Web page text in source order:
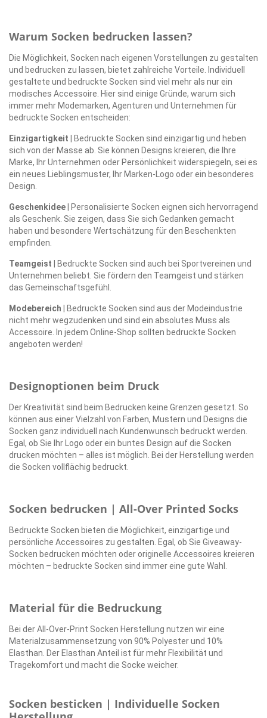
Warum Socken bedrucken lassen?
Die Möglichkeit, Socken nach eigenen Vorstellungen zu gestalten
und bedrucken zu lassen, bietet zahlreiche Vorteile. Individuell
gestaltete und bedruckte Socken sind viel mehr als nur ein
modisches Accessoire. Hier sind einige Gründe, warum sich
immer mehr Modemarken, Agenturen und Unternehmen für
bedruckte Socken entscheiden:
Einzigartigkeit | Bedruckte Socken sind einzigartig und heben
sich von der Masse ab. Sie können Designs kreieren, die Ihre
Marke, Ihr Unternehmen oder Persönlichkeit widerspiegeln, sei es
ein neues Lieblingsmuster, Ihr Marken-Logo oder ein besonderes
Design.
Geschenkidee | Personalisierte Socken eignen sich hervorragend
als Geschenk. Sie zeigen, dass Sie sich Gedanken gemacht
haben und besondere Wertschätzung für den Beschenkten
empfinden.
Teamgeist | Bedruckte Socken sind auch bei Sportvereinen und
Unternehmen beliebt. Sie fördern den Teamgeist und stärken
das Gemeinschaftsgefühl.
Modebereich | Bedruckte Socken sind aus der Modeindustrie
nicht mehr wegzudenken und sind ein absolutes Muss als
Accessoire. In jedem Online-Shop sollten bedruckte Socken
angeboten werden!
Designoptionen beim Druck
Der Kreativität sind beim Bedrucken keine Grenzen gesetzt. So
können aus einer Vielzahl von Farben, Mustern und Designs die
Socken ganz individuell nach Kundenwunsch bedruckt werden.
Egal, ob Sie Ihr Logo oder ein buntes Design auf die Socken
drucken möchten – alles ist möglich. Bei der Herstellung werden
die Socken vollflächig bedruckt.
Socken bedrucken | All-Over Printed Socks
Bedruckte Socken bieten die Möglichkeit, einzigartige und
persönliche Accessoires zu gestalten. Egal, ob Sie Giveaway-
Socken bedrucken möchten oder originelle Accessoires kreieren
möchten – bedruckte Socken sind immer eine gute Wahl.
Material für die Bedruckung
Bei der All-Over-Print Socken Herstellung nutzen wir eine
Materialzusammensetzung von 90% Polyester und 10%
Elasthan. Der Elasthan Anteil ist für mehr Flexibilität und
Tragekomfort und macht die Socke weicher.
Socken besticken | Individuelle Socken